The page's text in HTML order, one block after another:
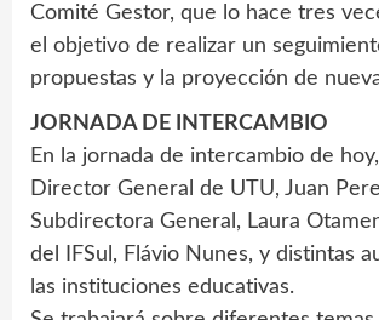
Comité Gestor, que lo hace tres
el objetivo de realizar un
propuestas y la proyección de
JORNADA DE INTERCAMBIO
En la jornada de intercambio de
Director General de UTU, Juan
Subdirectora General, Laura
del IFSul, Flávio Nunes, y distintas
las instituciones educativas.